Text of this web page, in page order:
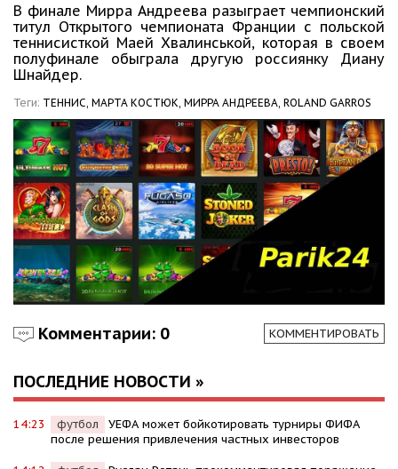
В финале Мирра Андреева разыграет чемпионский
титул Открытого чемпионата Франции с польской
теннисисткой Маей Хвалинськой, которая в своем
полуфинале обыграла другую россиянку Диану
Шнайдер.
Теги: ТЕННИС, МАРТА КОСТЮК, МИРРА АНДРЕЕВА, ROLAND GARROS
Комментарии: 0 КОММЕНТИРОВАТЬ
ПОСЛЕДНИЕ НОВОСТИ »
14:23 футбол
УЕФА может бойкотировать турниры ФИФА
после решения привлечения частных инвесторов